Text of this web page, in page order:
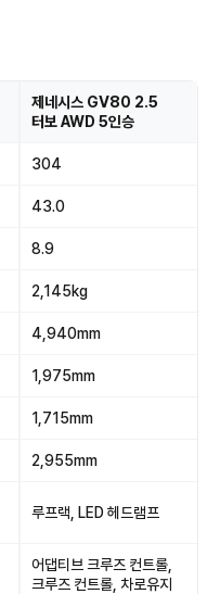
제네시스 GV80 2.5
터보 AWD 5인승
304
43.0
8.9
2,145kg
4,940mm
1,975mm
1,715mm
2,955mm
루프랙, LED 헤드램프
어댑티브 크루즈 컨트롤,
크루즈 컨트롤, 차로유지